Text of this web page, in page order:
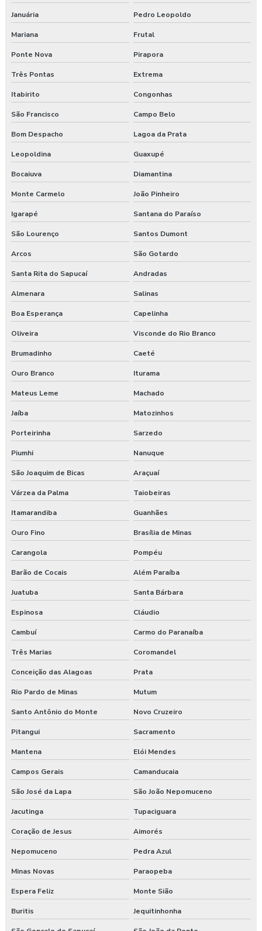
Laudo ergonômico motorista caminhão
Laudo ergonômico nr17
Laudo ergonômico pgr
Laudo esocial
Laudo pgr esocial
Laudo sst esocial
Laudo técnico ergonômico
Medicina do trabalho
Nr 31 treinamento máquinas agrícolas
Orçamento laudo ergonômico
Pgr rural
Pgr segurança do trabalho
Pgr segurança do trabalho esocial
Pgr segurança do trabalho nr
Pgr segurança do trabalho nr 01
Pgr segurança do trabalho valor
Pgrtr nr 31
Plano de atendimento a emergência em obras
Programa de gerenciamento de riscos
Programa de gerenciamento de riscos ambientais
Programa de gerenciamento de riscos no trabalho rural
Programa de gerenciamento de riscos no trabalho rural pgr
Programa de gerenciamento de riscos nr
Programa de gerenciamento de riscos nr 1
Programa de gerenciamento de riscos ocupacionais
Programa de gerenciamento de riscos segurança do trabalho
Programa pgr
Programa de prevenção de riscos ergonômicos
Programas de segurança do trabalho na construção civil
Proposta de consultoria segurança do trabalho
Segurança e medicina do trabalho
Serviço de segurança do trabalho
Januária Pedro Leopoldo
Mariana Frutal
Ponte Nova Pirapora
Três Pontas Extrema
Itabirito Congonhas
São Francisco Campo Belo
Bom Despacho Lagoa da Prata
Leopoldina Guaxupé
Bocaiuva Diamantina
Monte Carmelo João Pinheiro
Igarapé Santana do Paraíso
São Lourenço Santos Dumont
Arcos São Gotardo
Santa Rita do Sapucaí Andradas
Almenara Salinas
Boa Esperança Capelinha
Oliveira Visconde do Rio Branco
Brumadinho Caeté
Ouro Branco Iturama
Mateus Leme Machado
Jaíba Matozinhos
Porteirinha Sarzedo
Piumhi Nanuque
São Joaquim de Bicas Araçuaí
Várzea da Palma Taiobeiras
Itamarandiba Guanhães
Ouro Fino Brasília de Minas
Carangola Pompéu
Barão de Cocais Além Paraíba
Juatuba Santa Bárbara
Espinosa Cláudio
Cambuí Carmo do Paranaíba
Três Marias Coromandel
Conceição das Alagoas Prata
Rio Pardo de Minas Mutum
Santo Antônio do Monte Novo Cruzeiro
Pitangui Sacramento
Mantena Elói Mendes
Campos Gerais Camanducaia
São José da Lapa São João Nepomuceno
Jacutinga Tupaciguara
Coração de Jesus Aimorés
Nepomuceno Pedra Azul
Minas Novas Paraopeba
Espera Feliz Monte Sião
Buritis Jequitinhonha